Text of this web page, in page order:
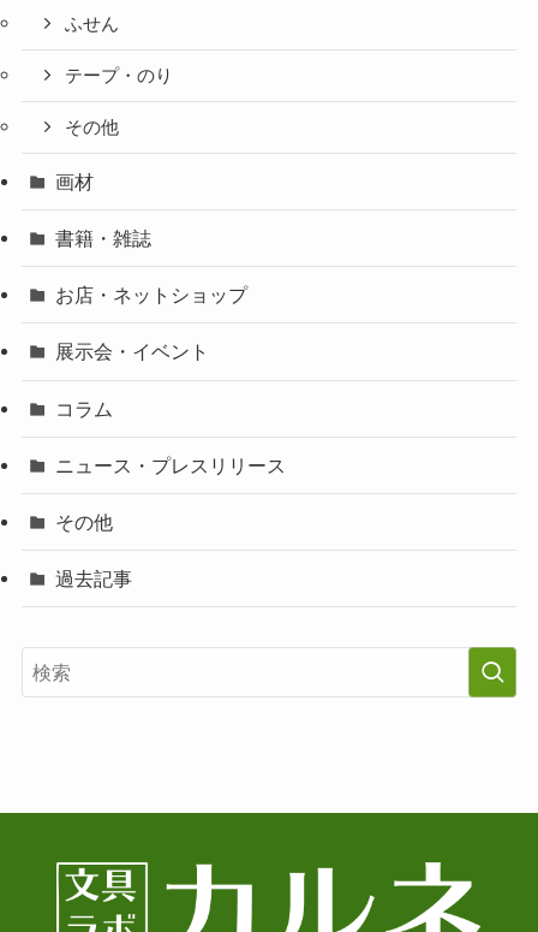
ふせん
テープ・のり
その他
画材
書籍・雑誌
お店・ネットショップ
展示会・イベント
コラム
ニュース・プレスリリース
その他
過去記事